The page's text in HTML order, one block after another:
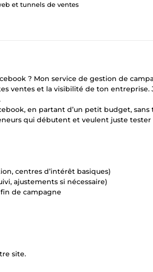
et tunnels de ventes
? Mon service de gestion de
ventes et la visibilité de ton entreprise.
en partant d’un petit budget, sans
qui débutent et veulent juste tester
centres d’intérêt basiques)
ajustements si nécessaire)
de campagne
site.